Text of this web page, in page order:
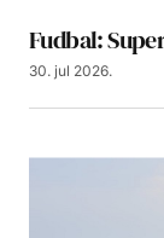
Fudbal:
30. jul 2026.